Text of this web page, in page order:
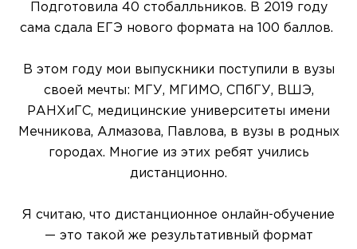
Подготовила 40 стобалльников. В 2019 году
сама сдала ЕГЭ нового формата на 100 баллов.
В этом году мои выпускники поступили в вузы
своей мечты: МГУ, МГИМО, СПбГУ, ВШЭ,
РАНХиГС, медицинские университеты имени
Мечникова, Алмазова, Павлова, в вузы в родных
городах. Многие из этих ребят учились
дистанционно.
Я считаю, что дистанционное онлайн-обучение
— это такой же результативный формат